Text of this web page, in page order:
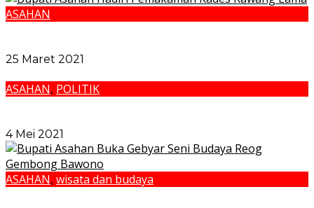
ASAHAN
25 Maret 2021
ASAHAN, POLITIK
4 Mei 2021
ASAHAN, wisata dan budaya